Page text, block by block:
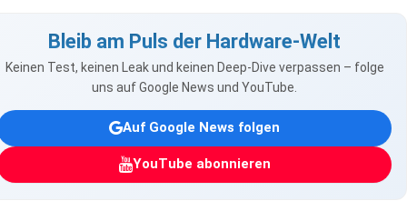
Bleib am Puls der Hardware-Welt
Keinen Test, keinen Leak und keinen Deep-Dive verpassen – folge
uns auf Google News und YouTube.
Auf Google News folgen
YouTube abonnieren